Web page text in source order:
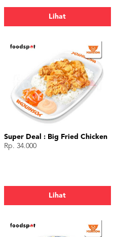
Lihat
Super Deal : Big Fried Chicken
Rp. 34.000
Lihat